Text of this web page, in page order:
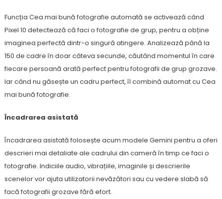
Funcția Cea mai bună fotografie automată se activează când
Pixel 10 detectează că faci o fotografie de grup, pentru a obține
imaginea perfectă dintr-o singură atingere. Analizează până la
150 de cadre în doar câteva secunde, căutând momentul în care
fiecare persoană arată perfect pentru fotografii de grup grozave.
Iar când nu găsește un cadru perfect, îl combină automat cu Cea
mai bună fotografie.
Încadrarea asistată
Încadrarea asistată folosește acum modele Gemini pentru a oferi
descrieri mai detaliate ale cadrului din cameră în timp ce faci o
fotografie. Indiciile audio, vibrațiile, imaginile și descrierile
scenelor vor ajuta utilizatorii nevăzători sau cu vedere slabă să
facă fotografii grozave fără efort.